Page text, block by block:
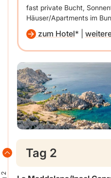
fast private Bucht,
Häuser/Apartments im
zum Hotel
Tag 2